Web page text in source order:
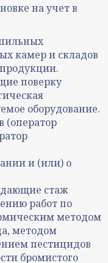
на учет в
камер и складов
поверку
оборудование.
(оператор
и (или) о
стаж
работ по
методом
методом
пестицидов
бромистого